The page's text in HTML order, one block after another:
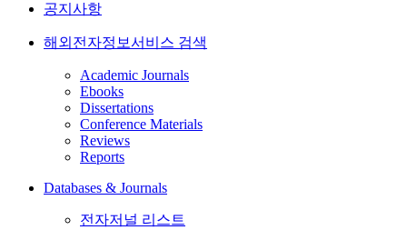
공지사항
해외전자정보서비스 검색
Academic Journals
Ebooks
Dissertations
Conference Materials
Reviews
Reports
Databases & Journals
전자저널 리스트